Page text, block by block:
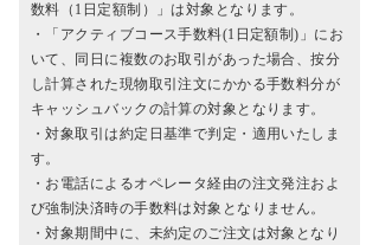
数料（1日定額制）」は対象となります。
・「アクティブコース手数料(1日定額制)」にお
いて、同日に複数のお取引があった場合、按分
し計算された現物取引注文にかかる手数料分が
キャッシュバックの計算の対象となります。
・対象取引は約定日基準で判定・適用いたしま
す。
・お電話によるオペレータ経由の注文発注およ
び強制決済時の手数料は対象となりません。
・対象期間中に、未約定のご注文は対象となり